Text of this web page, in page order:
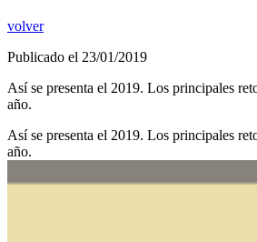
volver
Publicado el 23/01/2019
Así se presenta el 2019. Los principales
año.
Así se presenta el 2019. Los principales
año.